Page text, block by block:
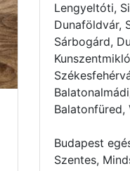
Lengyeltóti,
Dunaföldvár,
Sárbogárd,
Balatonfüred,
Budapest
Szentes,